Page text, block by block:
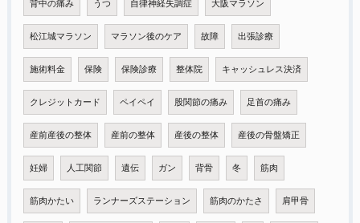
背中の痛み うつ 自律神経失調症 大阪マラソン
松江城マラソン マラソン後のケア 故障 出張診療
施術料金 保険 保険診療 整体院 キャッシュレス決済
クレジットカード ペイペイ 股関節の痛み 足首の痛み
産前産後の整体 産前の整体 産後の整体 産後の骨盤矯正
妊婦 人工関節 遺伝 ガン 背骨 冬 筋肉
筋肉かたい ランナーズステーション 筋肉のかたさ 肩甲骨